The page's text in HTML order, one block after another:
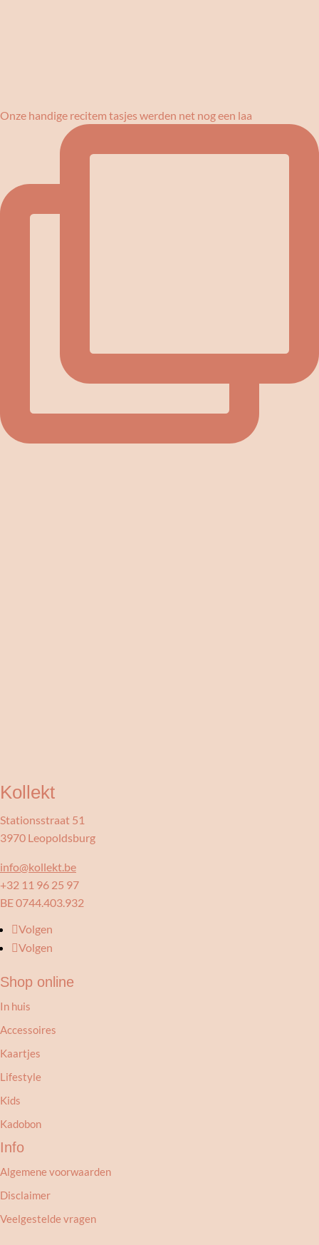
Onze handige recitem tasjes werden net nog een laa
Kollekt
Stationsstraat 51
3970 Leopoldsburg
info@kollekt.be
+32 11 96 25 97
BE 0744.403.932
Volgen
Volgen
Shop online
In huis
Accessoires
Kaartjes
Lifestyle
Kids
Kadobon
Info
Algemene voorwaarden
Disclaimer
Veelgestelde vragen